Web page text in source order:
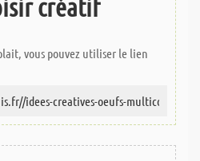
créatif
vous pouvez utiliser le lien